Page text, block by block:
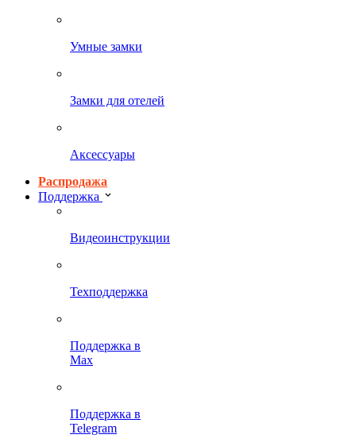
Умные замки
Замки для отелей
Аксессуары
Распродажа
Поддержка
Видеоинструкции
Техподдержка
Поддержка в
Max
Поддержка в
Telegram